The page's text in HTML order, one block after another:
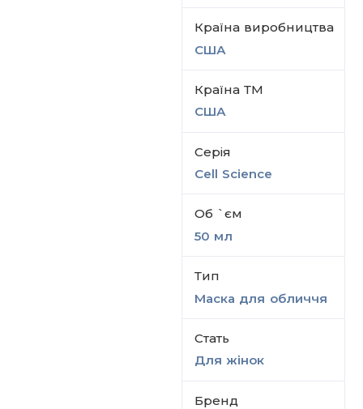
Країна виробництва
США
Країна ТМ
США
Серiя
Cell Science
Об `єм
50 мл
Тип
Маска для обличчя
Стать
Для жінок
Бренд